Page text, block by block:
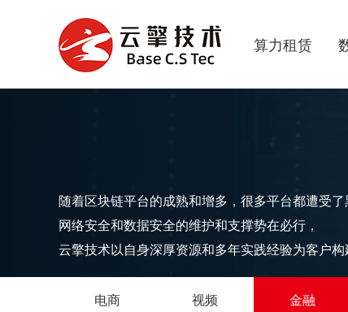
算力租赁
随着区块链平台的成熟和增多，很多平台都遭受了
网络安全和数据安全的维护和支撑势在必行，
云擎技术以自身深厚资源和多年实践经验为客户
电商 视频 金融